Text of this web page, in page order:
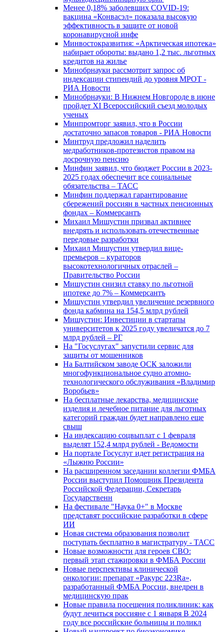
Менее 0,18% заболевших COVID-19:
вакцина «Конвасэл» показала высокую
эффективность в защите от новой
коронавирусной инфе
Минвостокразвития: «Арктическая ипотека»
набирает обороты: выдано 1,2 тыс. льготных
кредитов на жилье
Минобрнауки рассмотрит запрос об
индексации стипендий до уровня МРОТ -
РИА Новости
Минобрнауки: В Нижнем Новгороде в июне
пройдет XI Всероссийский съезд молодых
ученых
Минпромторг заявил, что в России
достаточно запасов товаров - РИА Новости
Минтруд предложил наделить
медработников-протезистов правом на
досрочную пенсию
Минфин заявил, что бюджет России в 2023-
2025 годах обеспечит все социальные
обязательства – ТАСС
Минфин поддержал гарантирование
сбережений россиян в частных пенсионных
фондах – Коммерсантъ
Михаил Мишустин призвал активнее
внедрять и использовать отечественные
передовые разработки
Михаил Мишустин утвердил вице-
премьеров – кураторов
высокотехнологичных отраслей –
Правительство России
Мишустин снизил ставку по льготной
ипотеке до 7% – Коммерсантъ
Мишустин утвердил увеличение резервного
фонда кабмина на 154,5 млрд рублей
Мишустин: Инвестиции в стартапы
университетов к 2025 году увеличатся до 7
млрд рублей – РГ
На "Госуслугах" запустили сервис для
защиты от мошенников
На Балтийском заводе ОСК заложили
многофункциональное судно атомно-
технологического обслуживания «Владимир
Воробьев»
На бесплатные лекарства, медицинские
изделия и лечебное питание для льготных
категорий граждан будет направлено еще
свыш
На индексацию соцвыплат с 1 февраля
выделят 152,4 млрд рублей - Ведомости
На портале Госуслуг идет регистрация на
«Лыжню России»
На расширенном заседании коллегии ФМБА
России выступил Помощник Президента
Российской Федерации, Секретарь
Государственн
На фестивале "Наука 0+" в Москве
представят российские разработки в сфере
ИИ
Новая система образования позволит
поступать бесплатно в магистратуру - ТАСС
Новые возможности для героев СВО:
первый этап стажировки в ФМБА России
Новые перспективы клинической
онкологии: препарат «Ракурс 223Ra»,
разработанный ФМБА России, внедрен в
медицинскую прак
Новые правила посещения поликлиник: как
будут лечиться россияне с 1 января В 2024
году все российские больницы и поликл